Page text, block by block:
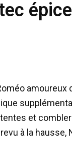
épice
amoureux
et
à la hausse,